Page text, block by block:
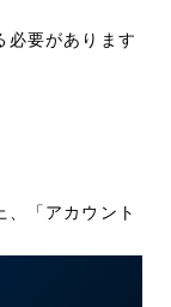
必要があります
「アカウント